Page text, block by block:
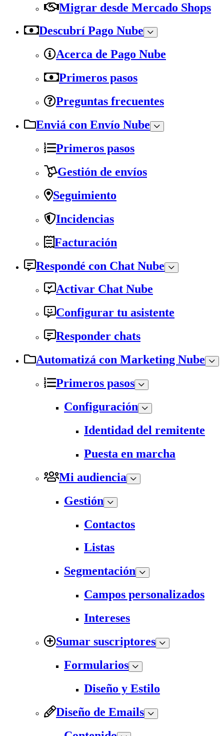
Migrar desde Mercado Shops
Descubrí Pago Nube
Acerca de Pago Nube
Primeros pasos
Preguntas frecuentes
Enviá con Envío Nube
Primeros pasos
Gestión de envíos
Seguimiento
Incidencias
Facturación
Respondé con Chat Nube
Activar Chat Nube
Configurar tu asistente
Responder chats
Automatizá con Marketing Nube
Primeros pasos
Configuración
Identidad del remitente
Puesta en marcha
Mi audiencia
Gestión
Contactos
Listas
Segmentación
Campos personalizados
Intereses
Sumar suscriptores
Formularios
Diseño y Estilo
Diseño de Emails